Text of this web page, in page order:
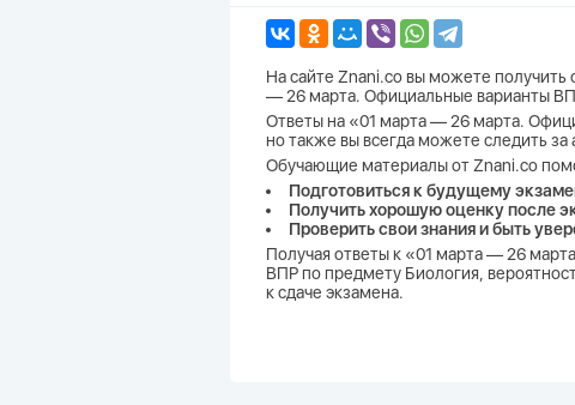
На сайте Znani.co вы можете получить
— 26 марта. Официальные варианты
Ответы на «01 марта — 26 марта.
но также вы всегда можете следить
Обучающие материалы от Znani.co
Подготовиться к будущему
Получить хорошую оценку после
Проверить свои знания и быть
Получая ответы к «01 марта — 26
ВПР по предмету Биология,
к сдаче экзамена.